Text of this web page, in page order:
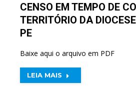
CENSO EM TEMPO DE
TERRITÓRIO DA
PE
Baixe aqui o arquivo em PDF
LEIA MAIS